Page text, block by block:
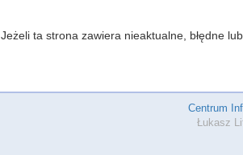
Jeżeli ta strona zawiera nieaktualne, błędne
Centrum
Łukasz